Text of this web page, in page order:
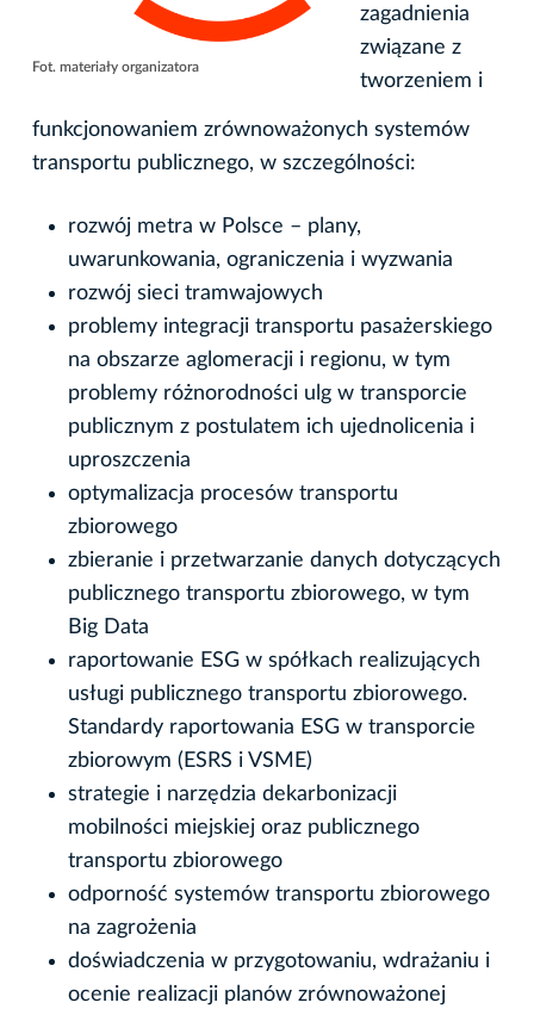
Fot. materiały organizatora
zagadnienia
związane z
tworzeniem i
funkcjonowaniem zrównoważonych systemów
transportu publicznego, w szczególności:
rozwój metra w Polsce – plany,
uwarunkowania, ograniczenia i wyzwania
rozwój sieci tramwajowych
problemy integracji transportu pasażerskiego
na obszarze aglomeracji i regionu, w tym
problemy różnorodności ulg w transporcie
publicznym z postulatem ich ujednolicenia i
uproszczenia
optymalizacja procesów transportu
zbiorowego
zbieranie i przetwarzanie danych dotyczących
publicznego transportu zbiorowego, w tym
Big Data
raportowanie ESG w spółkach realizujących
usługi publicznego transportu zbiorowego.
Standardy raportowania ESG w transporcie
zbiorowym (ESRS i VSME)
strategie i narzędzia dekarbonizacji
mobilności miejskiej oraz publicznego
transportu zbiorowego
odporność systemów transportu zbiorowego
na zagrożenia
doświadczenia w przygotowaniu, wdrażaniu i
ocenie realizacji planów zrównoważonej